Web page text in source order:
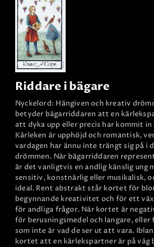
Riddare i bägare
Nyckelord: Hängiven och kreativ
betyder bägarriddaren att en
att dyka upp eller precis har kommit
Kärleken är upphöjd och romantisk,
vardagen har ännu inte trängt sig på i
drömmen. När bägarriddaren
är det vanligtvis en andlig känslig ung
sensitiv, konstnärlig eller musikalisk,
ideal. Rent abstrakt står kortet för
begynnande kreativitet och för ett
för andliga frågor. När kortet är
för berusningsmedel och langare,
som inte är vad de ser ut att vara.
kortet att en kärlekspartner är på väg